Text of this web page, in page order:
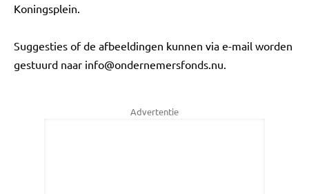
Koningsplein.
Suggesties of de afbeeldingen kunnen via e-mail worden
gestuurd naar info@ondernemersfonds.nu.
Advertentie